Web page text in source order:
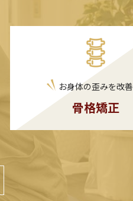
お身体の歪みを改善
骨格矯正